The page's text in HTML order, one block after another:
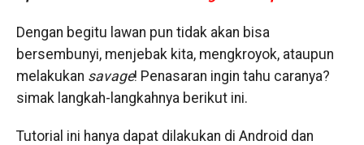
Dengan begitu lawan pun tidak akan bisa
bersembunyi, menjebak kita, mengkroyok, ataupun
melakukan savage! Penasaran ingin tahu caranya?
simak langkah-langkahnya berikut ini.
Tutorial ini hanya dapat dilakukan di Android dan